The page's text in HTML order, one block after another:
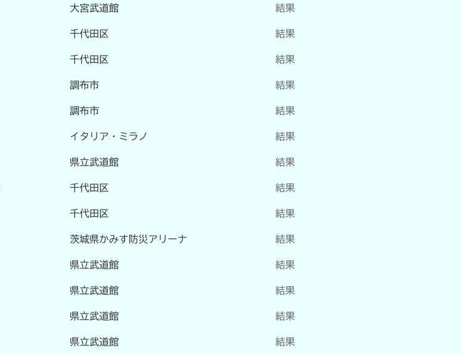
大宮武道館 結果
千代田区 結果
千代田区 結果
調布市 結果
調布市 結果
イタリア・ミラノ 結果
県立武道館 結果
千代田区 結果
千代田区 結果
茨城県かみす防災アリーナ 結果
県立武道館 結果
県立武道館 結果
県立武道館 結果
県立武道館 結果